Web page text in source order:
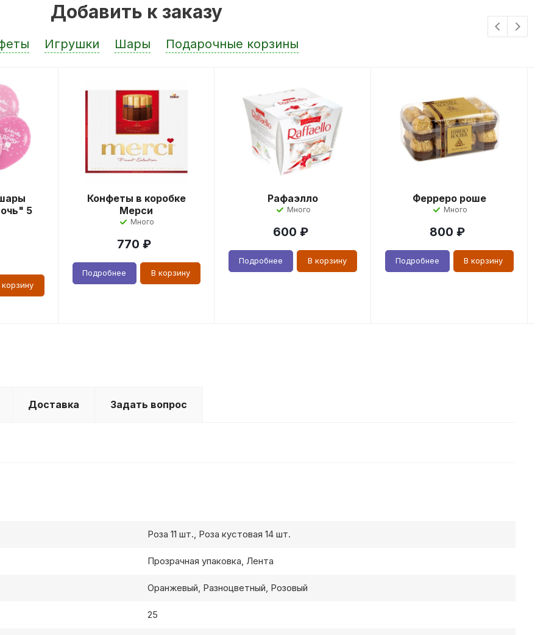
Добавить к заказу
Игрушки Шары Подарочные корзины
5
Конфеты в коробке
Мерси
Много
770 ₽
Подробнее В корзину
Рафаэлло
Много
600 ₽
Подробнее В корзину
Ферреро роше
Много
800 ₽
Подробнее В корзину
Доставка Задать вопрос
Роза 11 шт., Роза кустовая 14 шт.
Прозрачная упаковка, Лента
Оранжевый, Разноцветный, Розовый
25